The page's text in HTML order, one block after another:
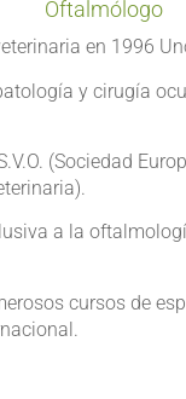
Oftalmólogo
en 1996
y cirugía
(Sociedad
a la
cursos de